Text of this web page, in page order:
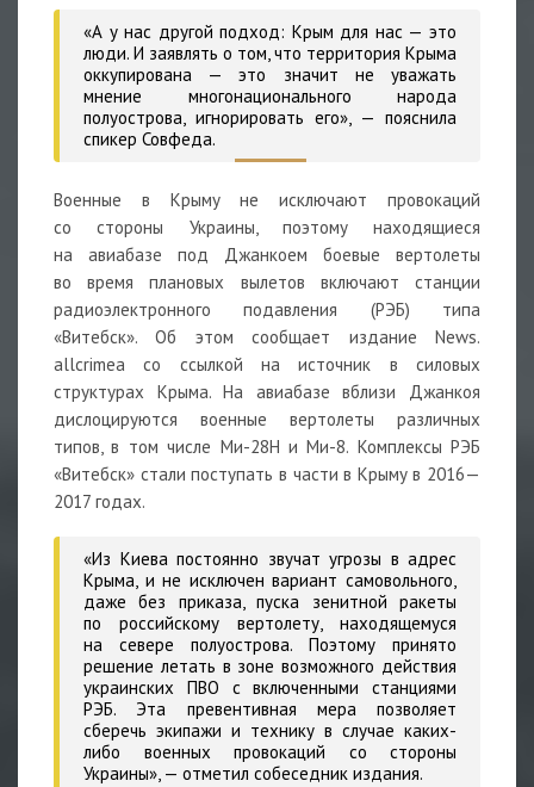
«А у нас другой подход: Крым для нас — это
люди. И заявлять о том, что территория Крыма
оккупирована — это значит не уважать
мнение многонационального народа
полуострова, игнорировать его», — пояснила
спикер Совфеда.
Военные в Крыму не исключают провокаций
со стороны Украины, поэтому находящиеся
на авиабазе под Джанкоем боевые вертолеты
во время плановых вылетов включают станции
радиоэлектронного подавления (РЭБ) типа
«Витебск». Об этом сообщает издание News.
allcrimea со ссылкой на источник в силовых
структурах Крыма. На авиабазе вблизи Джанкоя
дислоцируются военные вертолеты различных
типов, в том числе Ми-28Н и Ми-8. Комплексы РЭБ
«Витебск» стали поступать в части в Крыму в 2016—
2017 годах.
«Из Киева постоянно звучат угрозы в адрес
Крыма, и не исключен вариант самовольного,
даже без приказа, пуска зенитной ракеты
по российскому вертолету, находящемуся
на севере полуострова. Поэтому принято
решение летать в зоне возможного действия
украинских ПВО с включенными станциями
РЭБ. Эта превентивная мера позволяет
сберечь экипажи и технику в случае каких-
либо военных провокаций со стороны
Украины», — отметил собеседник издания.